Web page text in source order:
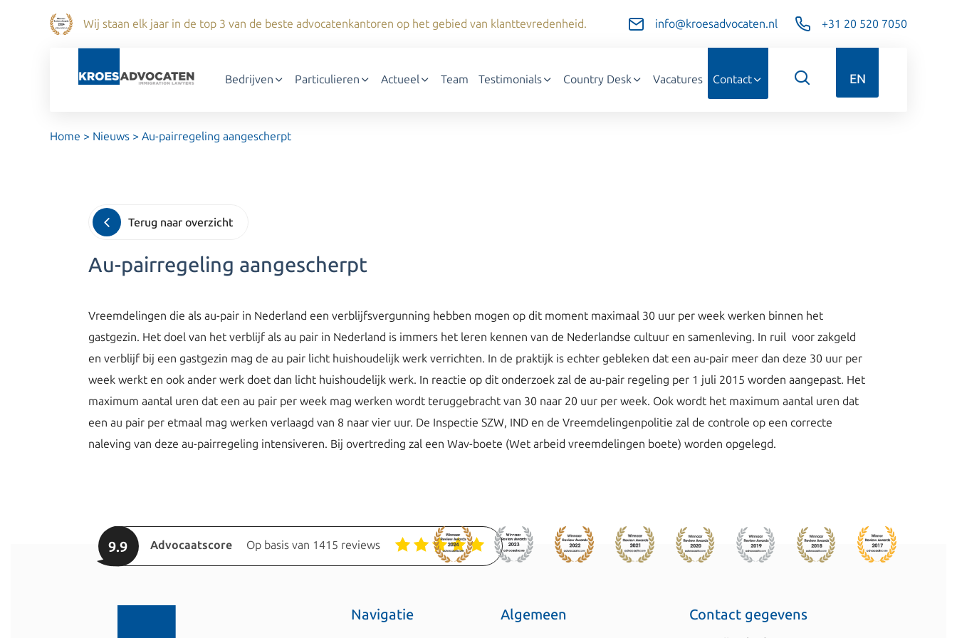
Wij staan elk jaar in de top 3 van de beste advocatenkantoren op het gebied van klanttevredenheid. info@kroesadvocaten.nl +31 20 520 7050
Bedrijven Particulieren Actueel Team Testimonials Country Desk Vacatures Contact EN
Home > Nieuws > Au-pairregeling aangescherpt
Terug naar overzicht
Au-pairregeling aangescherpt
Vreemdelingen die als au-pair in Nederland een verblijfsvergunning hebben mogen op dit moment maximaal 30 uur per week werken binnen het
gastgezin. Het doel van het verblijf als au pair in Nederland is immers het leren kennen van de Nederlandse cultuur en samenleving. In ruil voor zakgeld
en verblijf bij een gastgezin mag de au pair licht huishoudelijk werk verrichten. In de praktijk is echter gebleken dat een au-pair meer dan deze 30 uur per
week werkt en ook ander werk doet dan licht huishoudelijk werk. In reactie op dit onderzoek zal de au-pair regeling per 1 juli 2015 worden aangepast. Het
maximum aantal uren dat een au pair per week mag werken wordt teruggebracht van 30 naar 20 uur per week. Ook wordt het maximum aantal uren dat
een au pair per etmaal mag werken verlaagd van 8 naar vier uur. De Inspectie SZW, IND en de Vreemdelingenpolitie zal de controle op een correcte
naleving van deze au-pairregeling intensiveren. Bij overtreding zal een Wav-boete (Wet arbeid vreemdelingen boete) worden opgelegd.
9.9 Advocaatscore Op basis van 1415 reviews
Navigatie Algemeen Contact gegevens